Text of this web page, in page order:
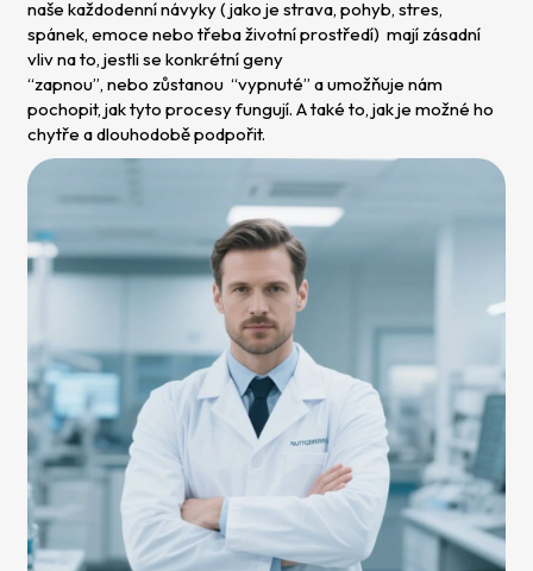
naše každodenní návyky ( jako je strava, pohyb, stres,
spánek, emoce nebo třeba životní prostředí) mají zásadní
vliv na to, jestli se konkrétní geny
“zapnou”, nebo zůstanou “vypnuté” a umožňuje nám
pochopit, jak tyto procesy fungují. A také to, jak je možné ho
chytře a dlouhodobě podpořit.